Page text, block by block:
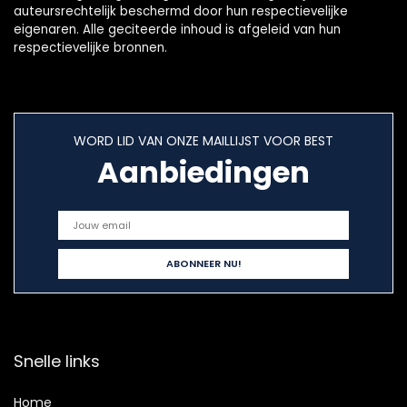
auteursrechtelijk beschermd door hun respectievelijke
eigenaren. Alle geciteerde inhoud is afgeleid van hun
respectievelijke bronnen.
WORD LID VAN ONZE MAILLIJST VOOR BEST
Aanbiedingen
Snelle links
Home